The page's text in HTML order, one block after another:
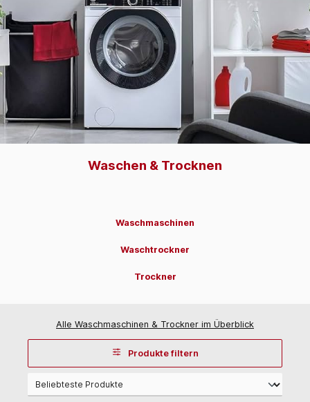
Waschen & Trocknen
Waschmaschinen
Waschtrockner
Trockner
Alle Waschmaschinen & Trockner im Überblick
Produkte filtern